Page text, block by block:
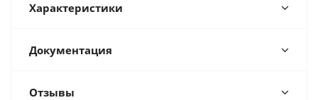
Характеристики
Документация
Отзывы